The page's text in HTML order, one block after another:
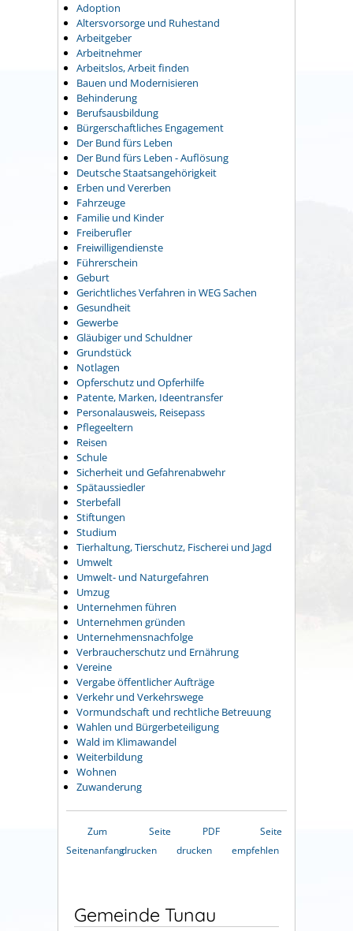
Adoption
Altersvorsorge und Ruhestand
Arbeitgeber
Arbeitnehmer
Arbeitslos, Arbeit finden
Bauen und Modernisieren
Behinderung
Berufsausbildung
Bürgerschaftliches Engagement
Der Bund fürs Leben
Der Bund fürs Leben - Auflösung
Deutsche Staatsangehörigkeit
Erben und Vererben
Fahrzeuge
Familie und Kinder
Freiberufler
Freiwilligendienste
Führerschein
Geburt
Gerichtliches Verfahren in WEG Sachen
Gesundheit
Gewerbe
Gläubiger und Schuldner
Grundstück
Notlagen
Opferschutz und Opferhilfe
Patente, Marken, Ideentransfer
Personalausweis, Reisepass
Pflegeeltern
Reisen
Schule
Sicherheit und Gefahrenabwehr
Spätaussiedler
Sterbefall
Stiftungen
Studium
Tierhaltung, Tierschutz, Fischerei und Jagd
Umwelt
Umwelt- und Naturgefahren
Umzug
Unternehmen führen
Unternehmen gründen
Unternehmensnachfolge
Verbraucherschutz und Ernährung
Vereine
Vergabe öffentlicher Aufträge
Verkehr und Verkehrswege
Vormundschaft und rechtliche Betreuung
Wahlen und Bürgerbeteiligung
Wald im Klimawandel
Weiterbildung
Wohnen
Zuwanderung
Zum
Seitenanfang
Seite
drucken
PDF
drucken
Seite
empfehlen
Gemeinde Tunau